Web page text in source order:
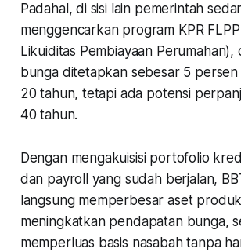
Padahal, di sisi lain pemerintah
menggencarkan program KPR FLPP
Likuiditas Pembiayaan
bunga ditetapkan sebesar 5
20 tahun, tetapi ada potensi
40 tahun.
Dengan mengakuisisi portofolio
dan payroll yang sudah berjalan,
langsung memperbesar aset
meningkatkan pendapatan bunga,
memperluas basis nasabah tanpa